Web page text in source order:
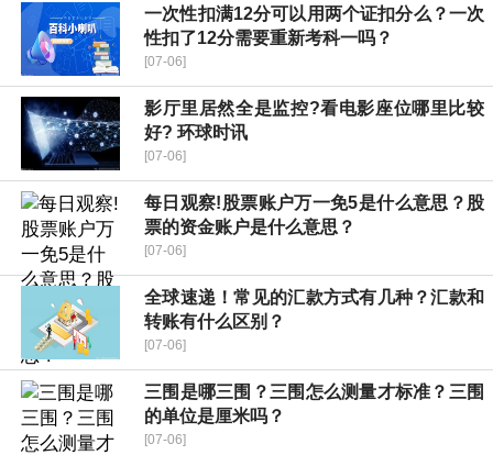
一次性扣满12分可以用两个证扣分么？一次
性扣了12分需要重新考科一吗？
[07-06]
影厅里居然全是监控?看电影座位哪里比较
好? 环球时讯
[07-06]
每日观察!股票账户万一免5是什么意思？股
票的资金账户是什么意思？
[07-06]
全球速递！常见的汇款方式有几种？汇款和
转账有什么区别？
[07-06]
三围是哪三围？三围怎么测量才标准？三围
的单位是厘米吗？
[07-06]